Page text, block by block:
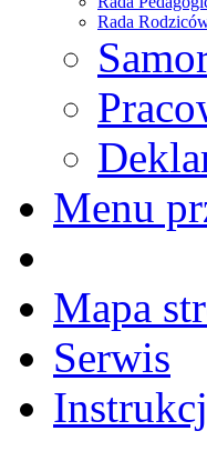
Rada
Menu
Mapa
Serwis